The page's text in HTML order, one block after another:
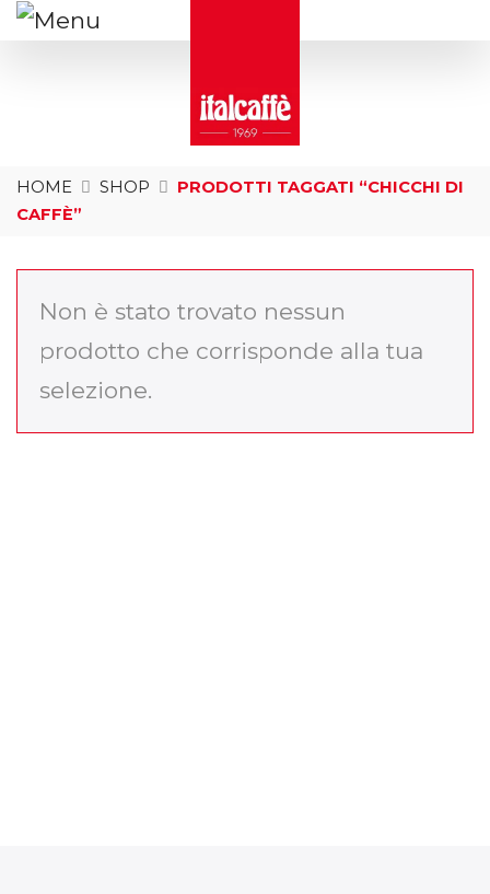
HOME SHOP
PRODOTTI TAGGATI “CHICCHI DI
CAFFÈ”
Non è stato trovato nessun
prodotto che corrisponde alla tua
selezione.